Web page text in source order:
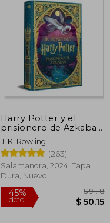
45%
dcto.
Harry Potter y el
prisionero de Azkaban
(Harry Potter edición
MinaLima 3)
J. K. Rowling
(263)
Salamandra, 2024, Tapa
Dura, Nuevo